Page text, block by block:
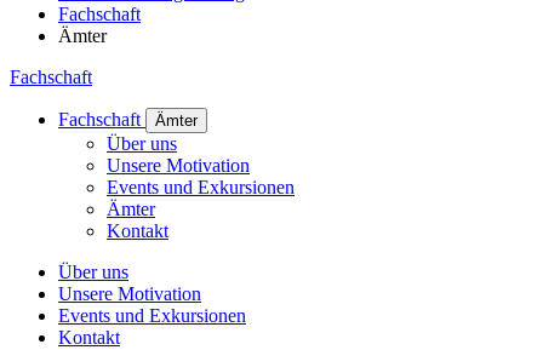
Fachschaft
Ämter
Fachschaft
Fachschaft Ämter
Über uns
Unsere Motivation
Events und Exkursionen
Ämter
Kontakt
Über uns
Unsere Motivation
Events und Exkursionen
Kontakt